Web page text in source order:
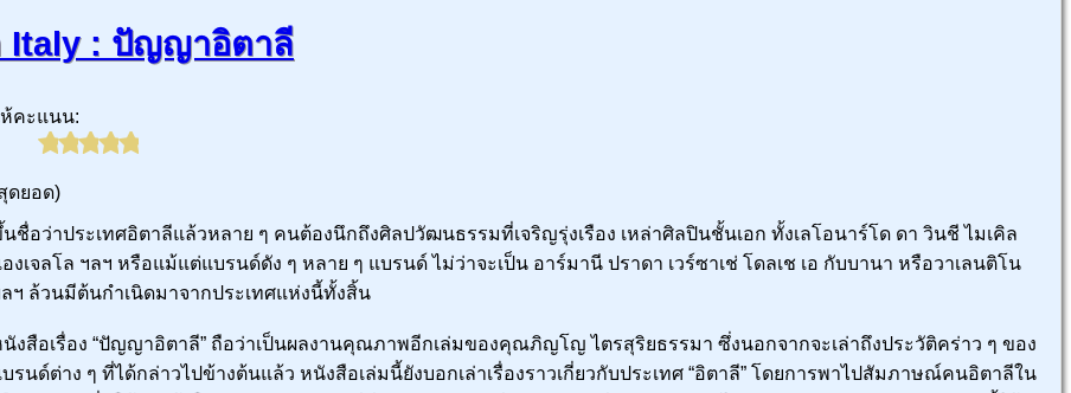
Italy : ปัญญาอิตาลี
คะแนน:
ดยอด)
ชื่อว่าประเทศอิตาลีแล้วหลาย ๆ คนต้องนึกถึงศิลปวัฒนธรรมที่เจริญรุ่งเรือง เหล่าศิลปินชั้นเอก ทั้งเลโอนาร์โด ดา วินชี ไมเคิล
งเจลโล ฯลฯ หรือแม้แต่แบรนด์ดัง ๆ หลาย ๆ แบรนด์ ไม่ว่าจะเป็น อาร์มานี ปราดา เวร์ซาเช่ โดลเช เอ กับบานา หรือวาเลนติโน
ฯ ล้วนมีต้นกำเนิดมาจากประเทศแห่งนี้ทั้งสิ้น
งสือเรื่อง “ปัญญาอิตาลี” ถือว่าเป็นผลงานคุณภาพอีกเล่มของคุณภิญโญ ไตรสุริยธรรมา ซึ่งนอกจากจะเล่าถึงประวัติคร่าว ๆ ของ
รนด์ต่าง ๆ ที่ได้กล่าวไปข้างต้นแล้ว หนังสือเล่มนี้ยังบอกเล่าเรื่องราวเกี่ยวกับประเทศ “อิตาลี” โดยการพาไปสัมภาษณ์คนอิตาลีใน